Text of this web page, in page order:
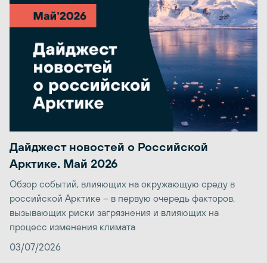
Дайджест новостей о Российской
Арктике. Май 2026
Обзор событий, влияющих на окружающую среду в
российской Арктике – в первую очередь факторов,
вызывающих риски загрязнения и влияющих на
процесс изменения климата
03/07/2026